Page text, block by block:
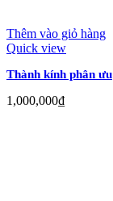
Thêm vào giỏ hàng
Quick view
Thành kính phân ưu
1,000,000₫